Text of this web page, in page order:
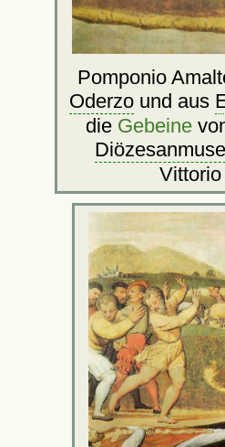
Pomponio
Oderzound aus
die Gebeine